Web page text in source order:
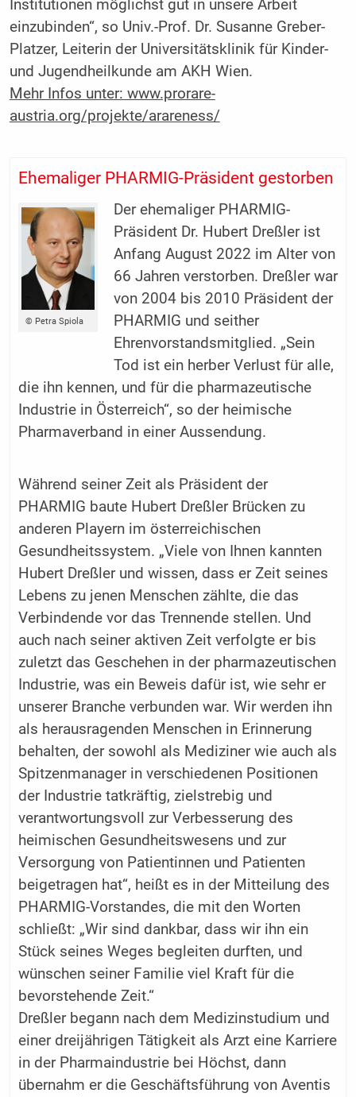
Institutionen möglichst gut in unsere Arbeit
einzubinden“, so Univ.-Prof. Dr. Susanne Greber-
Platzer, Leiterin der Universitätsklinik für Kinder-
und Jugendheilkunde am AKH Wien.
Mehr Infos unter: www.prorare-
austria.org/projekte/arareness/
Ehemaliger PHARMIG-Präsident gestorben
© Petra Spiola
Der ehemaliger PHARMIG-
Präsident Dr. Hubert Dreßler ist
Anfang August 2022 im Alter von
66 Jahren verstorben. Dreßler war
von 2004 bis 2010 Präsident der
PHARMIG und seither
Ehrenvorstandsmitglied. „Sein
Tod ist ein herber Verlust für alle,
die ihn kennen, und für die pharmazeutische
Industrie in Österreich“, so der heimische
Pharmaverband in einer Aussendung.
Während seiner Zeit als Präsident der
PHARMIG baute Hubert Dreßler Brücken zu
anderen Playern im österreichischen
Gesundheitssystem. „Viele von Ihnen kannten
Hubert Dreßler und wissen, dass er Zeit seines
Lebens zu jenen Menschen zählte, die das
Verbindende vor das Trennende stellen. Und
auch nach seiner aktiven Zeit verfolgte er bis
zuletzt das Geschehen in der pharmazeutischen
Industrie, was ein Beweis dafür ist, wie sehr er
unserer Branche verbunden war. Wir werden ihn
als herausragenden Menschen in Erinnerung
behalten, der sowohl als Mediziner wie auch als
Spitzenmanager in verschiedenen Positionen
der Industrie tatkräftig, zielstrebig und
verantwortungsvoll zur Verbesserung des
heimischen Gesundheitswesens und zur
Versorgung von Patientinnen und Patienten
beigetragen hat“, heißt es in der Mitteilung des
PHARMIG-Vorstandes, die mit den Worten
schließt: „Wir sind dankbar, dass wir ihn ein
Stück seines Weges begleiten durften, und
wünschen seiner Familie viel Kraft für die
bevorstehende Zeit.“
Dreßler begann nach dem Medizinstudium und
einer dreijährigen Tätigkeit als Arzt eine Karriere
in der Pharmaindustrie bei Höchst, dann
übernahm er die Geschäftsführung von Aventis